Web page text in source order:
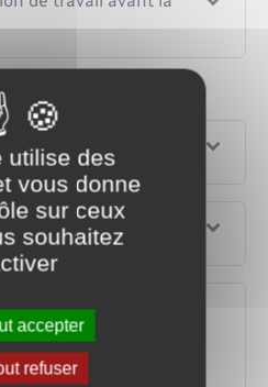
embaucher un salarié
utilise des
vous donne
sur ceux
souhaitez
accepter
refuser